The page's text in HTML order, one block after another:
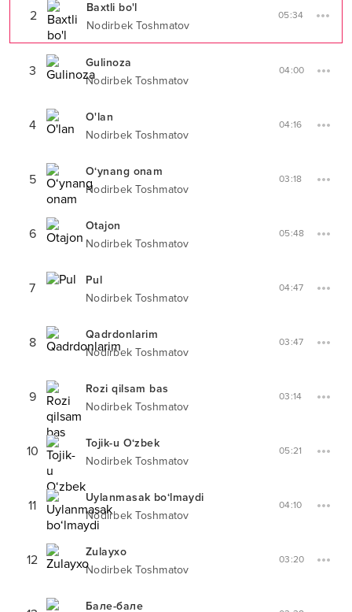
2
Baxtli bo'l
Nodirbek Toshmatov
05:34
3
Gulinoza
Nodirbek Toshmatov
04:00
4
O'lan
Nodirbek Toshmatov
04:16
5
O‘ynang onam
Nodirbek Toshmatov
03:18
6
Otajon
Nodirbek Toshmatov
05:48
7
Pul
Nodirbek Toshmatov
04:47
8
Qadrdonlarim
Nodirbek Toshmatov
03:47
9
Rozi qilsam bas
Nodirbek Toshmatov
03:14
10
Tojik-u O‘zbek
Nodirbek Toshmatov
05:21
11
Uylanmasak bo‘lmaydi
Nodirbek Toshmatov
04:10
12
Zulayxo
Nodirbek Toshmatov
03:20
Бале-бале